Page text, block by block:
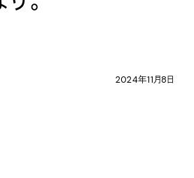
2024年11月8日